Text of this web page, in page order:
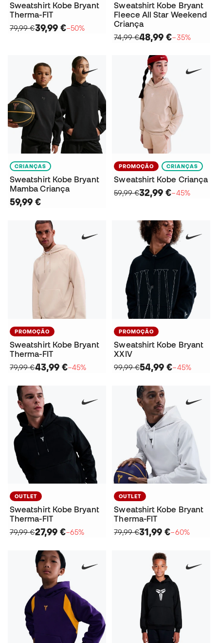
Sweatshirt Kobe Bryant
Therma-FIT
79,99 €39,99 €−50%
Sweatshirt Kobe Bryant
Fleece All Star Weekend
Criança
74,99 €48,99 €−35%
CRIANÇAS
Sweatshirt Kobe Bryant
Mamba Criança
59,99 €
PROMOÇÃO CRIANÇAS
Sweatshirt Kobe Criança
59,99 €32,99 €−45%
PROMOÇÃO
Sweatshirt Kobe Bryant
Therma-FIT
79,99 €43,99 €−45%
PROMOÇÃO
Sweatshirt Kobe Bryant
XXIV
99,99 €54,99 €−45%
OUTLET
Sweatshirt Kobe Bryant
Therma-FIT
79,99 €27,99 €−65%
OUTLET
Sweatshirt Kobe Bryant
Therma-FIT
79,99 €31,99 €−60%